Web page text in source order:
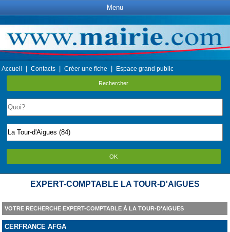
Menu
Accueil Contacts Créer une fiche Espace grand public
Rechercher
OK
EXPERT-COMPTABLE LA TOUR-D'AIGUES
VOTRE RECHERCHE EXPERT-COMPTABLE À LA TOUR-D'AIGUES
CERFRANCE AFGA